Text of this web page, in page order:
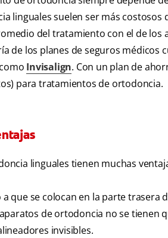
linguales suelen ser más
del tratamiento con el de los
de los planes de seguros
Invisalign. Con un plan de
para tratamientos de ortodoncia.
linguales tienen muchas
que se colocan en la parte trasera
de ortodoncia no se tienen
invisibles.